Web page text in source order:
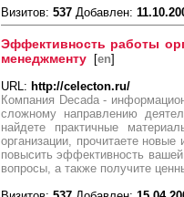
Визитов: 537 Добавлен:
Эффективность работы
менеджменту [en]
URL: http://celecton.ru/
Компания Decada -
сложному направлению
найдете практичные
организации, прочитаете
повысить эффективность
вопросы, а также получите